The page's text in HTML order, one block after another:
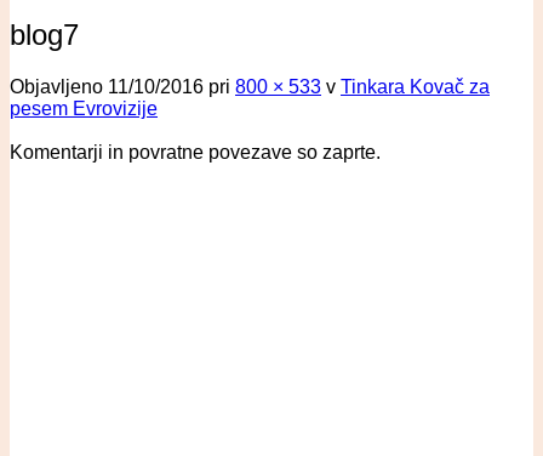
blog7
Objavljeno 11/10/2016 pri 800 × 533 v Tinkara Kovač za
pesem Evrovizije
Komentarji in povratne povezave so zaprte.